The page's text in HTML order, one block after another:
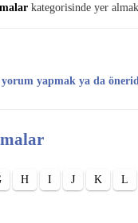
kategorisinde yer
yorum yapmak ya da
H I J K L